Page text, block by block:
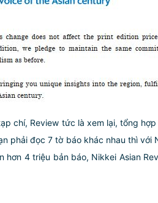
chí, Review tức là xem lại, tổng
đọc 7 tờ báo khác nhau thì với
4 triệu bản báo, Nikkei Asian